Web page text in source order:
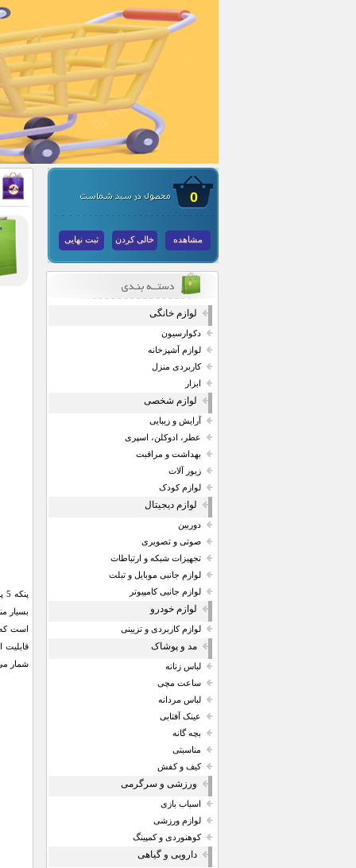
0
مشاهده خالی کردن ثبت نهایی
لوازم خانگی
دکوارسیون
لوازم آشپزخانه
کاربردی منزل
ابزار
لوازم شخصی
آرایش و زیبایی
عطر، ادوکلن، اسپری
بهداشت و مراقبت
زیور آلات
لوازم کودک
لوازم دیجیتال
دوربین
صوتی و تصویری
تجهیزات شبکه و ارتباطات
لوازم جانبی موبایل و تبلت
لوازم جانبی کامپیوتر
لوازم خودرو
لوازم کاربردی و تزیینی
مد و پوشاک
لباس زنانه
ساعت مچی
لباس مردانه
عینک آفتابی
بچه گانه
مناسبتی
کیف و کفش
ورزشی و سرگرمی
اسباب بازی
لوازم ورزشی
کوهنوردی و کمپینگ
دارویی و گیاهی
بسیار
شمار